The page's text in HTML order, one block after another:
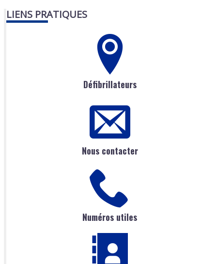
LIENS PRATIQUES
Défibrillateurs
Nous contacter
Numéros utiles